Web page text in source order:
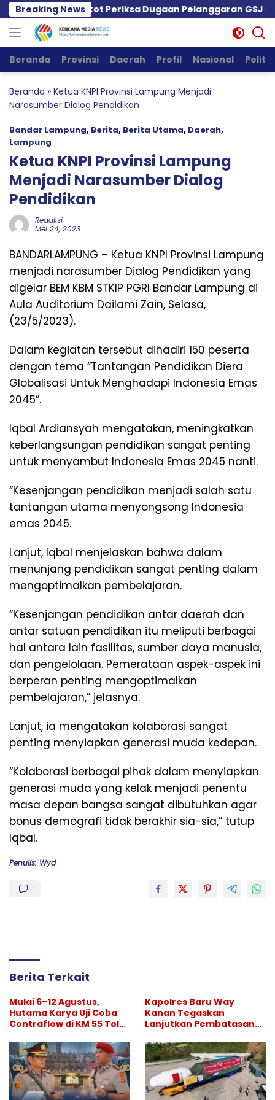
Langsung
ke
konten
Breaking News
Minta Pemkot Periksa Dugaan Pelanggaran GSJ dan
Beranda Provinsi Daerah Profil Nasional Politik
Beranda » Ketua KNPI Provinsi Lampung Menjadi
Narasumber Dialog Pendidikan
Bandar Lampung, Berita, Berita Utama, Daerah,
Lampung
Ketua KNPI Provinsi Lampung
Menjadi Narasumber Dialog
Pendidikan
Redaksi
Mei 24, 2023
BANDARLAMPUNG – Ketua KNPI Provinsi Lampung
menjadi narasumber Dialog Pendidikan yang
digelar BEM KBM STKIP PGRI Bandar Lampung di
Aula Auditorium Dailami Zain, Selasa,
(23/5/2023).
Dalam kegiatan tersebut dihadiri 150 peserta
dengan tema “Tantangan Pendidikan Diera
Globalisasi Untuk Menghadapi Indonesia Emas
2045”.
Iqbal Ardiansyah mengatakan, meningkatkan
keberlangsungan pendidikan sangat penting
untuk menyambut Indonesia Emas 2045 nanti.
“Kesenjangan pendidikan menjadi salah satu
tantangan utama menyongsong Indonesia
emas 2045.
Lanjut, Iqbal menjelaskan bahwa dalam
menunjang pendidikan sangat penting dalam
mengoptimalkan pembelajaran.
“Kesenjangan pendidikan antar daerah dan
antar satuan pendidikan itu meliputi berbagai
hal antara lain fasilitas, sumber daya manusia,
dan pengelolaan. Pemerataan aspek-aspek ini
berperan penting mengoptimalkan
pembelajaran,” jelasnya.
Lanjut, ia mengatakan kolaborasi sangat
penting menyiapkan generasi muda kedepan.
“Kolaborasi berbagai pihak dalam menyiapkan
generasi muda yang kelak menjadi penentu
masa depan bangsa sangat dibutuhkan agar
bonus demografi tidak berakhir sia-sia,” tutup
Iqbal.
Penulis: Wyd
Berita Terkait
Mulai 6–12 Agustus,
Hutama Karya Uji Coba
Contraflow di KM 55 Tol
Kapolres Baru Way
Kanan Tegaskan
Lanjutkan Pembatasan
Melawan Narkoba
Berlanjut